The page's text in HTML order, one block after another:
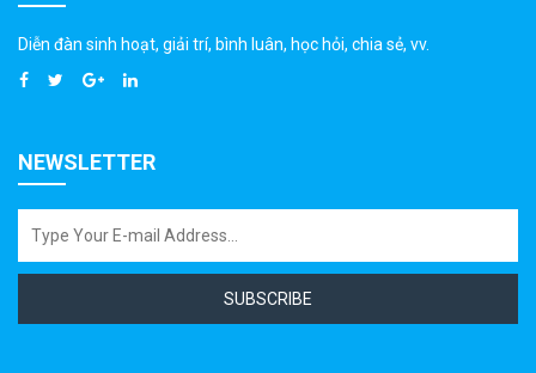
Diễn đàn sinh hoạt, giải trí, bình luân, học hỏi, chia sẻ, vv.
NEWSLETTER
SUBSCRIBE